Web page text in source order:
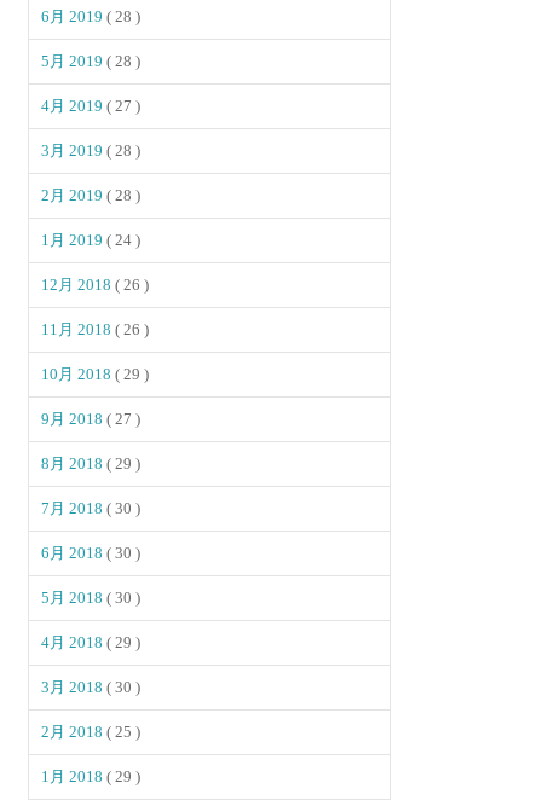
6月 2019( 28 )
5月 2019( 28 )
4月 2019( 27 )
3月 2019( 28 )
2月 2019( 28 )
1月 2019( 24 )
12月 2018( 26 )
11月 2018( 26 )
10月 2018( 29 )
9月 2018( 27 )
8月 2018( 29 )
7月 2018( 30 )
6月 2018( 30 )
5月 2018( 30 )
4月 2018( 29 )
3月 2018( 30 )
2月 2018( 25 )
1月 2018( 29 )